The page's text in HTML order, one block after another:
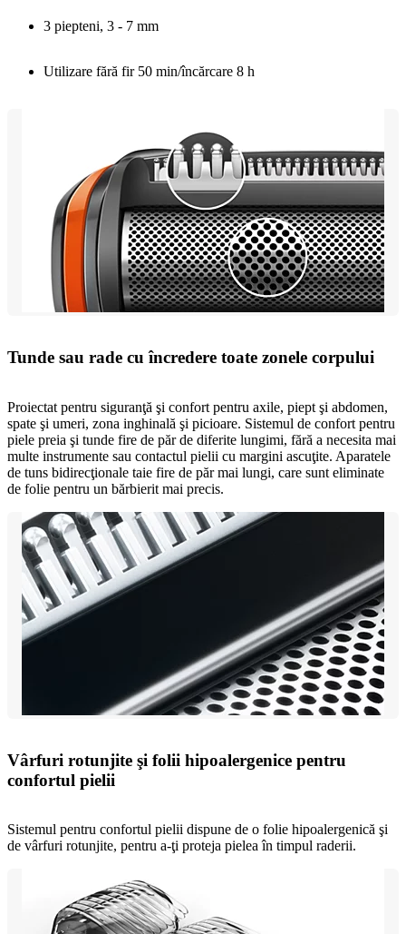
3 piepteni, 3 - 7 mm
Utilizare fără fir 50 min/încărcare 8 h
Tunde sau rade cu încredere toate zonele corpului
Proiectat pentru siguranţă şi confort pentru axile, piept şi abdomen,
spate şi umeri, zona inghinală şi picioare. Sistemul de confort pentru
piele preia şi tunde fire de păr de diferite lungimi, fără a necesita mai
multe instrumente sau contactul pielii cu margini ascuţite. Aparatele
de tuns bidirecţionale taie fire de păr mai lungi, care sunt eliminate
de folie pentru un bărbierit mai precis.
Vârfuri rotunjite şi folii hipoalergenice pentru
confortul pielii
Sistemul pentru confortul pielii dispune de o folie hipoalergenică şi
de vârfuri rotunjite, pentru a-ţi proteja pielea în timpul raderii.